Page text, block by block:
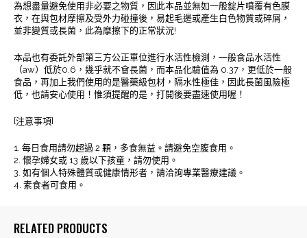
為想盡量避免使用非必要之物質，因此本品並無如一般錠片噴覆有色膜
衣，在與包材摩擦及受外力碰撞後，易起毛邊或產生白色物質或碎屑，
並非變質或長菌，此為摩擦下的正常狀況!
本品也有委託外部第三方公正單位進行水活性檢測，一般食品水活性
（aw）低於0.6，幾乎就不會長菌，而本品化驗值為 0.37，更低於一般
食品，再加上我們使用的是醫藥級包材，隔水性極佳，因此長菌風險極
低，也請安心使用！惟須提醒的是，打開後要盡速使用喔！
[注意事項]
1. 每日食用請勿超過 2 顆，多食無益。請避免空腹食用。
2. 懷孕婦女或 13 歲以下孩童，請勿使用。
3. 如有個人特殊體質或健康情形者，請洽詢專業醫療建議。
4. 素食者可食用。
RELATED PRODUCTS